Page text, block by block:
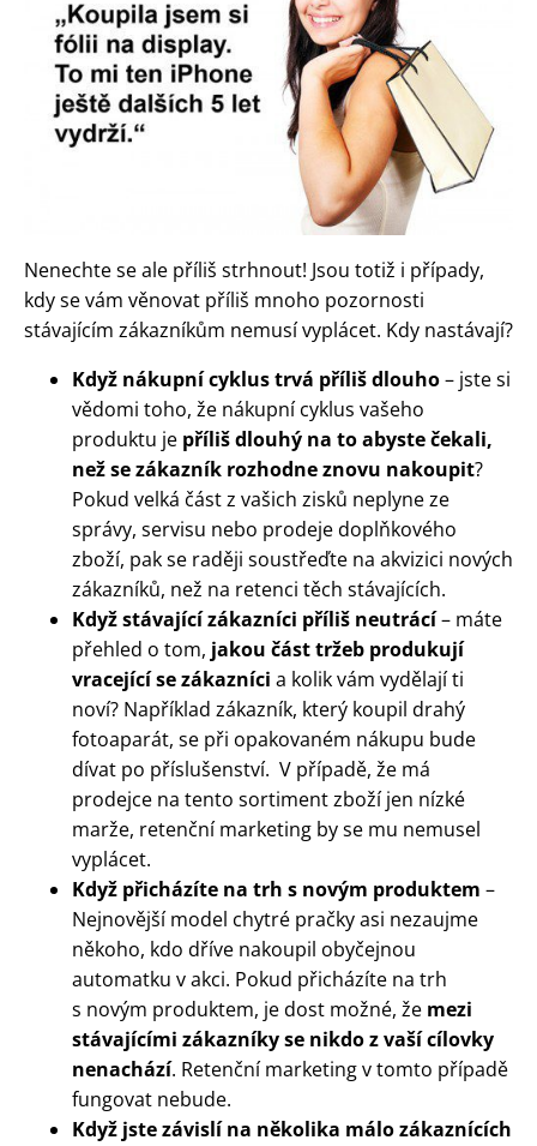
Nenechte se ale příliš strhnout! Jsou totiž i případy,
kdy se vám věnovat příliš mnoho pozornosti
stávajícím zákazníkům nemusí vyplácet. Kdy nastávají?
Když nákupní cyklus trvá příliš dlouho– jste si
vědomi toho, že nákupní cyklus vašeho
produktu je příliš dlouhý na to abyste čekali,
než se zákazník rozhodne znovu nakoupit?
Pokud velká část z vašich zisků neplyne ze
správy, servisu nebo prodeje doplňkového
zboží, pak se raději soustřeďte na akvizici nových
zákazníků, než na retenci těch stávajících.
Když stávající zákazníci příliš neutrácí– máte
přehled o tom, jakou část tržeb produkují
vracející se zákazníci a kolik vám vydělají ti
noví? Například zákazník, který koupil drahý
fotoaparát, se při opakovaném nákupu bude
dívat po příslušenství. V případě, že má
prodejce na tento sortiment zboží jen nízké
marže, retenční marketing by se mu nemusel
vyplácet.
Když přicházíte na trh s novým produktem –
Nejnovější model chytré pračky asi nezaujme
někoho, kdo dříve nakoupil obyčejnou
automatku v akci. Pokud přicházíte na trh
s novým produktem, je dost možné, že mezi
stávajícími zákazníky se nikdo z vaší cílovky
nenachází. Retenční marketing v tomto případě
fungovat nebude.
Když jste závislí na několika málo zákaznících